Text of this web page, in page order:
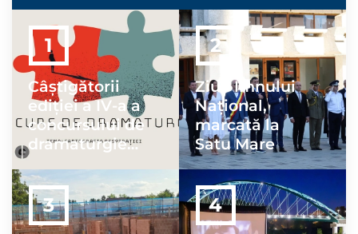
Câștigătorii
ediției a IV-a a
concursului de
dramaturgie
DRAMA!
Ziua Imnului
Naţional,
marcată la
Satu Mare